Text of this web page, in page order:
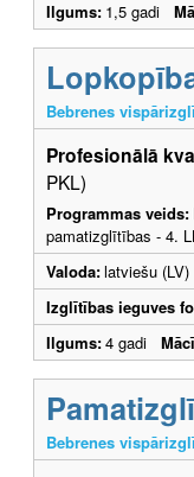
Ilgums: 1,5 gadi
Bebrenes
Profesionālā
PKL)
Programmas veids:
pamatizglītības - 4.
Valoda:latviešu (LV)
Izglītības ieguves
Ilgums:4 gadi
Bebrenes